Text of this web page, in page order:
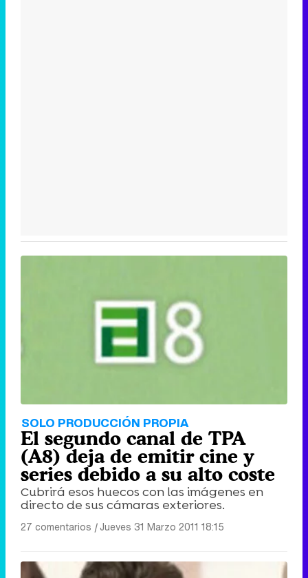
SOLO PRODUCCIÓN PROPIA
El segundo canal de TPA
(A8) deja de emitir cine y
series debido a su alto coste
Cubrirá esos huecos con las imágenes en
directo de sus cámaras exteriores.
27 comentarios |Jueves 31 Marzo 2011 18:15